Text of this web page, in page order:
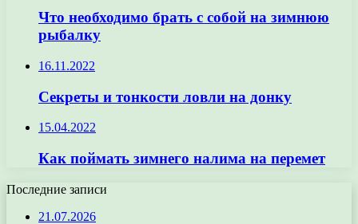
Что необходимо брать с собой на зимнюю
рыбалку
16.11.2022
Секреты и тонкости ловли на донку
15.04.2022
Как поймать зимнего налима на перемет
Последние записи
21.07.2026